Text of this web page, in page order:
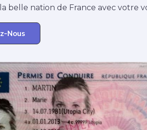
belle nation de France avec votre
Nous